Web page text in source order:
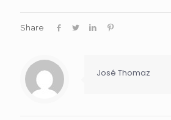
Share
José Thomaz